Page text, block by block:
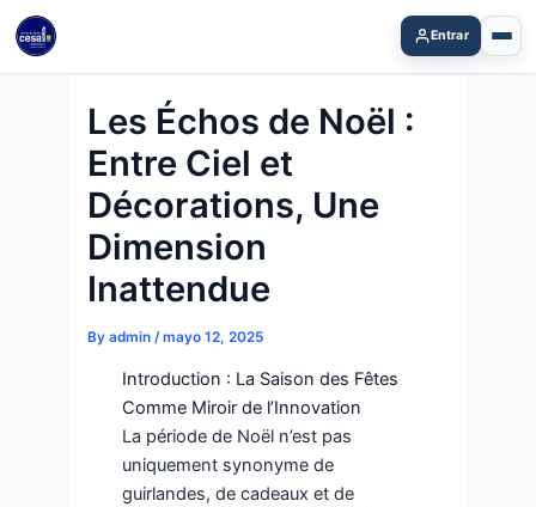
Skip
content
Entrar
Les Échos de Noël :
Entre Ciel et
Décorations, Une
Dimension
Inattendue
By admin /mayo 12, 2025
Introduction : La Saison des Fêtes
Comme Miroir de l’Innovation
La période de Noël n’est pas
uniquement synonyme de
guirlandes, de cadeaux et de